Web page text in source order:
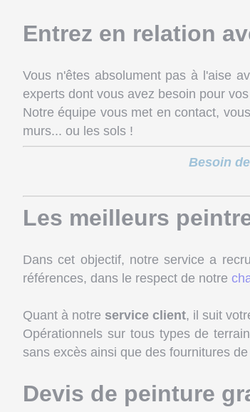
Entrez en relation
Vous n'êtes absolument pas à l'aise
experts dont vous avez besoin pour
Notre équipe vous met en contact,
murs... ou les sols !
Besoin
Les meilleurs
Dans cet objectif, notre service a
références, dans le respect de notre
Quant à notre service client, il suit
Opérationnels sur tous types de
sans excès ainsi que des fournitures
Devis de peinture